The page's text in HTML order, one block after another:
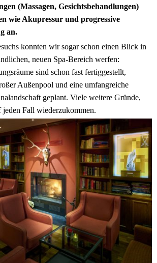
(Massagen, Gesichtsbehandlungen)
wie Akupressur und progressive
an.
konnten wir sogar schon einen Blick in
neuen Spa-Bereich werfen:
sind schon fast fertiggestellt,
Außenpool und eine umfangreiche
geplant. Viele weitere Gründe,
jeden Fall wiederzukommen.